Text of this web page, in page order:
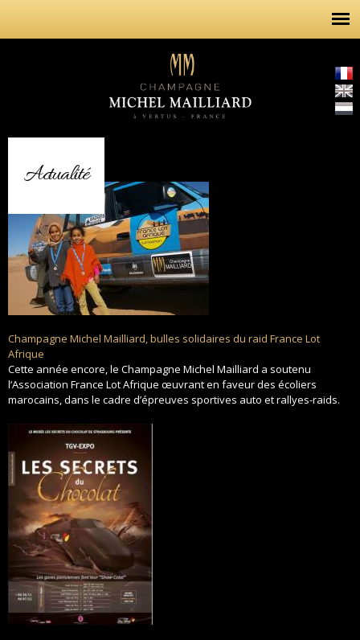
principal
Actualité
Actualités
Champagne Michel Mailliard, bulles solidaires du raid France Lot
Afrique
Cette année encore, le Champagne Michel Mailliard a soutenu
l’Association France Lot Afrique œuvrant en faveur des écoliers
marocains, dans le cadre d’épreuves sportives auto et rallyes-raids.